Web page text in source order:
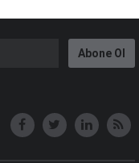
Abone Ol